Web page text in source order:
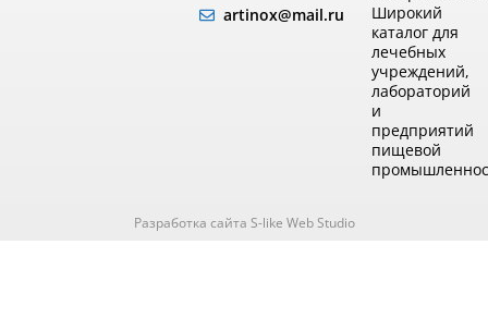
artinox@mail.ru
Широкий
каталог для
лечебных
учреждений,
лабораторий
и
предприятий
пищевой
Разработка сайта S-like Web Studio